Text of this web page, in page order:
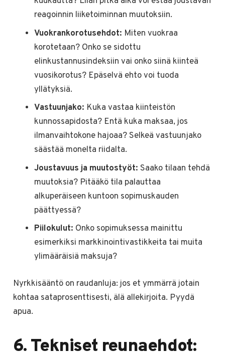
reagoinnin liiketoiminnan muutoksiin.
Vuokrankorotusehdot: Miten vuokraa
korotetaan? Onko se sidottu
elinkustannusindeksiin vai onko siinä kiinteä
vuosikorotus? Epäselvä ehto voi tuoda
yllätyksiä.
Vastuunjako: Kuka vastaa kiinteistön
kunnossapidosta? Entä kuka maksaa, jos
ilmanvaihtokone hajoaa? Selkeä vastuunjako
säästää monelta riidalta.
Joustavuus ja muutostyöt: Saako tilaan tehdä
muutoksia? Pitääkö tila palauttaa
alkuperäiseen kuntoon sopimuskauden
päättyessä?
Piilokulut: Onko sopimuksessa mainittu
esimerkiksi markkinointivastikkeita tai muita
ylimääräisiä maksuja?
Nyrkkisääntö on raudanluja: jos et ymmärrä jotain
kohtaa sataprosenttisesti, älä allekirjoita. Pyydä
apua.
6. Tekniset reunaehdot: